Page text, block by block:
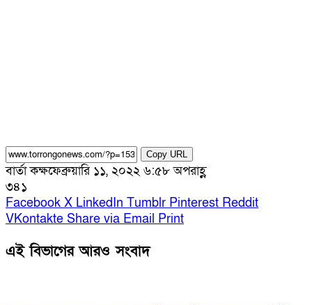
Copy URL
বার্তা কক্ষফেব্রুয়ারি ১১, ২০২২ ৬:৫৮ অপরাহ্ণ
৩৪১
Facebook X LinkedIn Tumblr Pinterest Reddit
VKontakte Share via Email Print
এই বিভাগের আরও সংবাদ